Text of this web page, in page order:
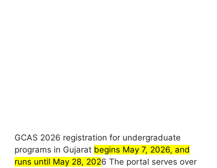
GCAS 2026 registration for undergraduate
programs in Gujarat begins May 7, 2026, and
runs until May 28, 2026 The portal serves over